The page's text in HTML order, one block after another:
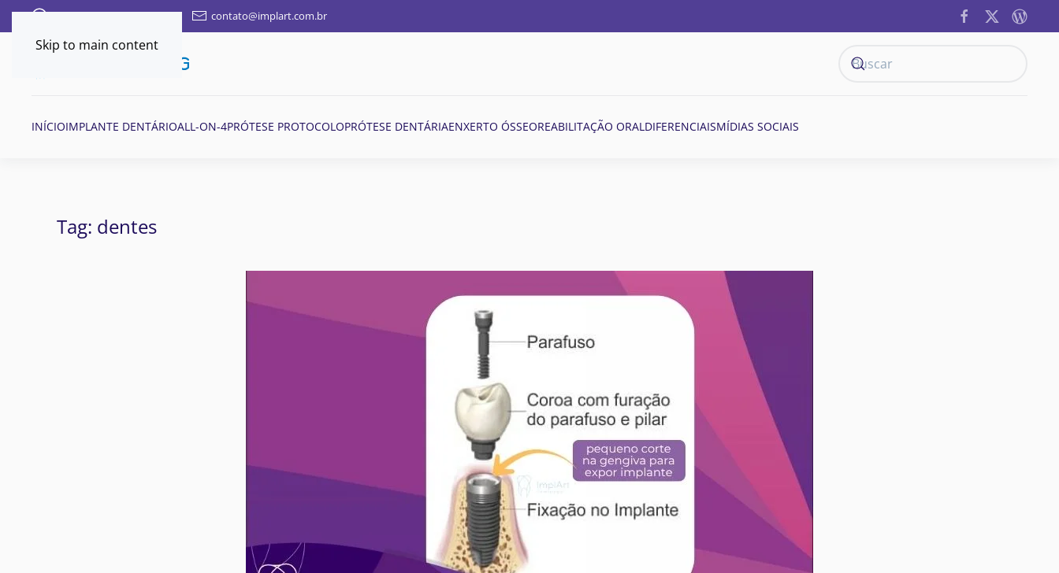
Skip to main content
FALE AQUI POR WHATSAPP contato@implart.com.br
INÍCIOIMPLANTE DENTÁRIOALL-ON-4PRÓTESE PROTOCOLOPRÓTESE DENTÁRIAENXERTO ÓSSEOREABILITAÇÃO ORALDIFERENCIAISMÍDIAS SOCIAIS
Tag: dentes